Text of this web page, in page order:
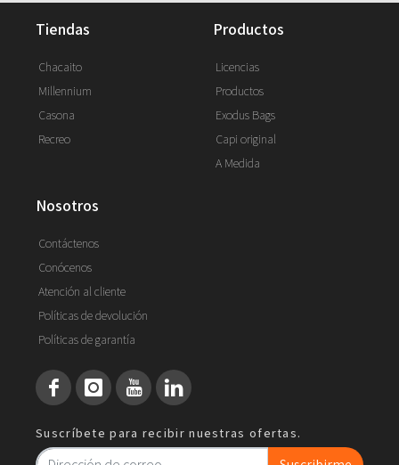
tiendas
Chacaito
Millennium
Casona
Recreo
productos
Licencias
Productos
Exodus Bags
Capi original
A Medida
nosotros
Contáctenos
Conócenos
Atención al cliente
Políticas de devolución
Políticas de garantía
Suscríbete para recibir nuestras ofertas.